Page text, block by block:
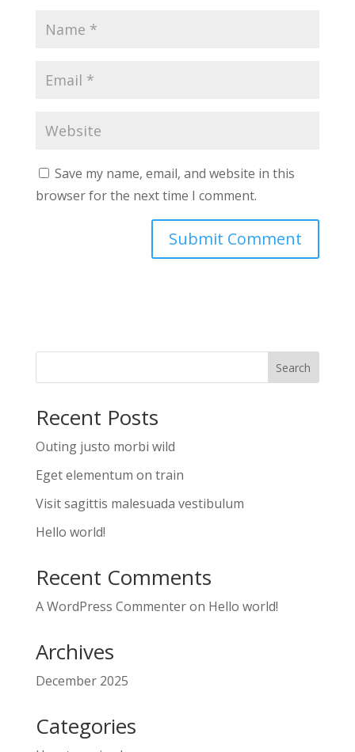
Save my name, email, and website in this
browser for the next time I comment.
Search
Recent Posts
Outing justo morbi wild
Eget elementum on train
Visit sagittis malesuada vestibulum
Hello world!
Recent Comments
A WordPress Commenteron Hello world!
Archives
December 2025
Categories